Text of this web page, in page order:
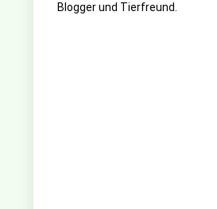
Blogger und Tierfreund.